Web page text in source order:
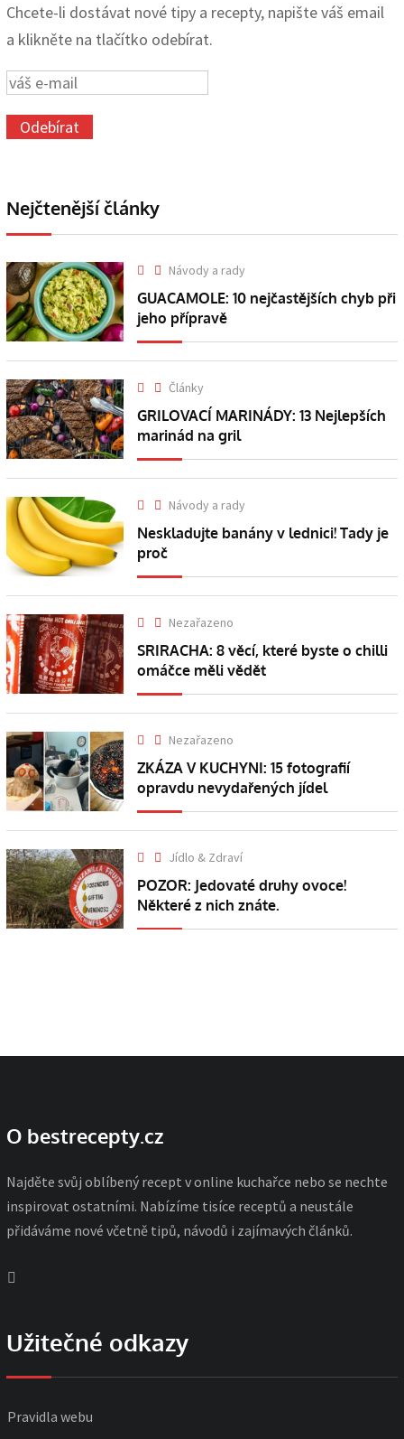
Chcete-li dostávat nové tipy a recepty, napište váš email
a klikněte na tlačítko odebírat.
Nejčtenější články
Návody a rady
GUACAMOLE: 10 nejčastějších chyb při
jeho přípravě
Články
GRILOVACÍ MARINÁDY: 13 Nejlepších
marinád na gril
Návody a rady
Neskladujte banány v lednici! Tady je
proč
Nezařazeno
SRIRACHA: 8 věcí, které byste o chilli
omáčce měli vědět
Nezařazeno
ZKÁZA V KUCHYNI: 15 fotografií
opravdu nevydařených jídel
Jídlo & Zdraví
POZOR: Jedovaté druhy ovoce!
Některé z nich znáte.
O bestrecepty.cz
Najděte svůj oblíbený recept v online kuchařce nebo se nechte
inspirovat ostatními. Nabízíme tisíce receptů a neustále
přidáváme nové včetně tipů, návodů i zajímavých článků.
Užitečné odkazy
Pravidla webu